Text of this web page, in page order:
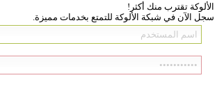
الألوكة تقترب منك أكثر!
سجل الآن في شبكة الألوكة للتمتع بخدمات مميزة.